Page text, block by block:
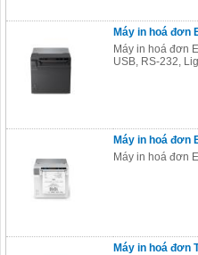
Máy in hoá đơn
Máy in hoá đơn
USB, RS-232,
Máy in hoá đơn
Máy in hoá đơn
Máy in hoá đơn